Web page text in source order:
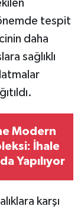
tespit
daha
sağlıklı
Modern
İhale
Yapılıyor
karşı